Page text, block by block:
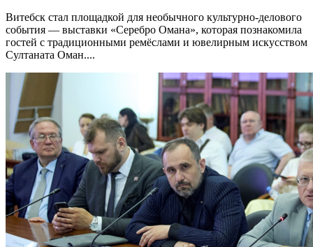
Витебск стал площадкой для необычного культурно-делового
события — выставки «Серебро Омана», которая познакомила
гостей с традиционными ремёслами и ювелирным искусством
Султаната Оман....